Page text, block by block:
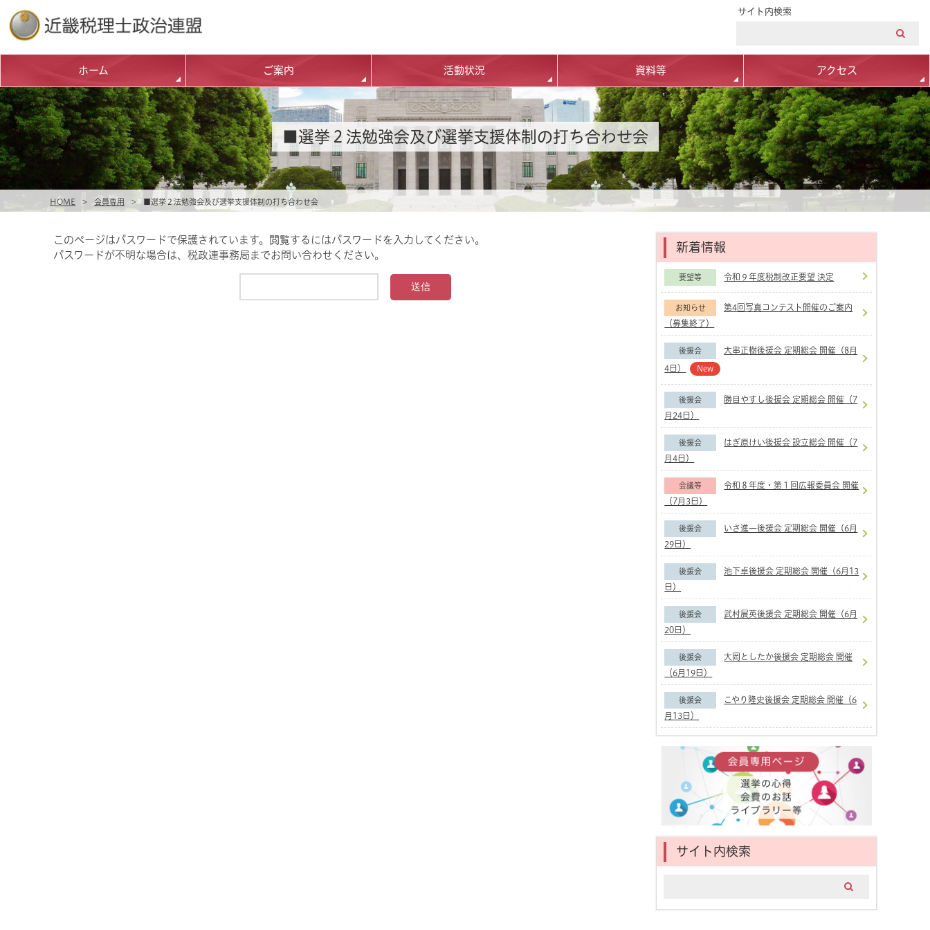
サイト内検索
ホーム ご案内 活動状況 資料等 アクセス
HOME > 会員専用 > ■選挙２法勉強会及び選挙支援体制の打ち合わせ会
■選挙２法勉強会及び選挙支援体制の打ち合わせ会
このページはパスワードで保護されています。閲覧するにはパスワードを入力してください。
パスワードが不明な場合は、税政連事務局までお問い合わせください。
新着情報
要望等 令和９年度税制改正要望 決定
お知らせ
第4回写真コンテスト開催のご案内
（募集終了）
後援会
大串正樹後援会 定期総会 開催（8月
4日）
New
後援会
勝目やすし後援会 定期総会 開催（7
月24日）
後援会
はぎ原けい後援会 設立総会 開催（7
月4日）
会議等
令和８年度・第１回広報委員会 開催
（7月3日）
後援会
いさ進一後援会 定期総会 開催（6月
29日）
後援会
池下卓後援会 定期総会 開催（6月13
日）
後援会
武村展英後援会 定期総会 開催（6月
20日）
後援会
大岡としたか後援会 定期総会 開催
（6月19日）
後援会
こやり隆史後援会 定期総会 開催（6
月13日）
サイト内検索